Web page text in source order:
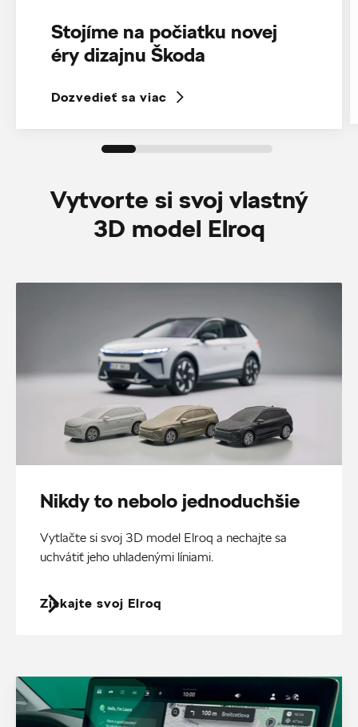
Stojíme na počiatku novej
éry dizajnu Škoda
Dozvedieť sa viac
Vytvorte si svoj vlastný
3D model Elroq
Nikdy to nebolo jednoduchšie
Vytlačte si svoj 3D model Elroq a nechajte sa
uchvátiť jeho uhladenými líniami.
Získajte svoj Elroq